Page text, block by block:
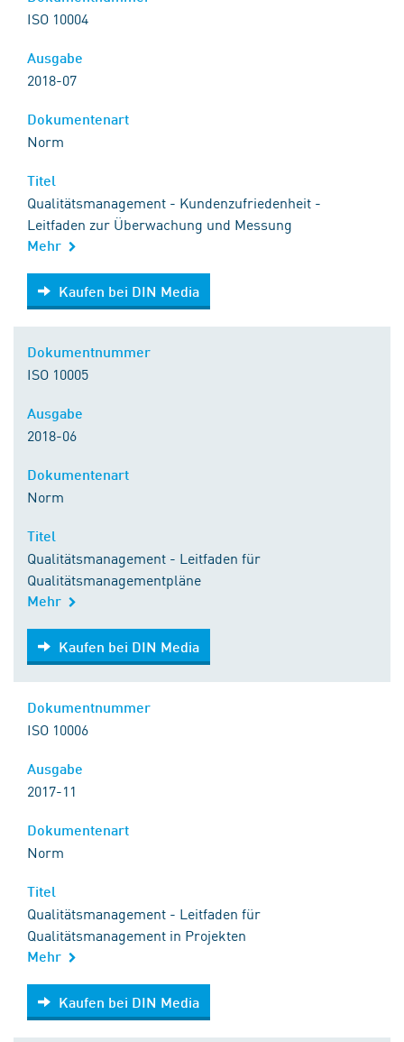
ISO 10004
2018-07
Norm
Qualitätsmanagement - Kundenzufriedenheit -
Leitfaden zur Überwachung und Messung
Mehr
Kaufen bei DIN Media
Kaufen bei DIN Media
ISO 10005
2018-06
Norm
Qualitätsmanagement - Leitfaden für
Qualitätsmanagementpläne
Mehr
Kaufen bei DIN Media
Kaufen bei DIN Media
ISO 10006
2017-11
Norm
Qualitätsmanagement - Leitfaden für
Qualitätsmanagement in Projekten
Mehr
Kaufen bei DIN Media
Kaufen bei DIN Media